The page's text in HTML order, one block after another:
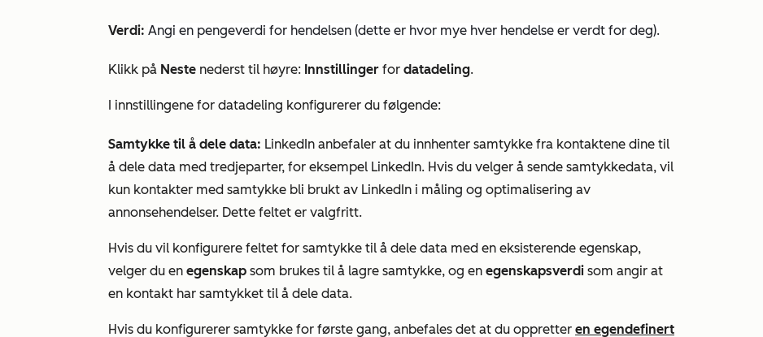
Verdi: Angi en pengeverdi for hendelsen (dette er hvor mye hver hendelse er verdt for deg).
Klikk på Neste nederst til høyre: Innstillinger for datadeling.
I innstillingene for datadeling konfigurerer du følgende:
Samtykke til å dele data: LinkedIn anbefaler at du innhenter samtykke fra kontaktene dine til
å dele data med tredjeparter, for eksempel LinkedIn. Hvis du velger å sende samtykkedata, vil
kun kontakter med samtykke bli brukt av LinkedIn i måling og optimalisering av
annonsehendelser. Dette feltet er valgfritt.
Hvis du vil konfigurere feltet for samtykke til å dele data med en eksisterende egenskap,
velger du en egenskap som brukes til å lagre samtykke, og en egenskapsverdi som angir at
en kontakt har samtykket til å dele data.
Hvis du konfigurerer samtykke for første gang, anbefales det at du oppretter en egendefinert